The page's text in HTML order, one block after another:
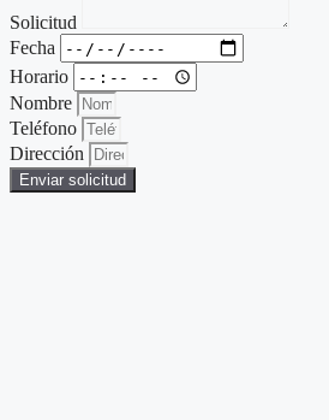
Solicitud
Fecha
Horario
Nombre
Teléfono
Dirección
Enviar solicitud